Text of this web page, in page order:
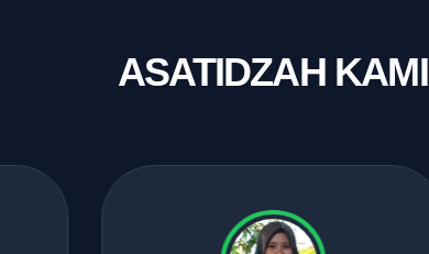
ASATIDZAH KAMI